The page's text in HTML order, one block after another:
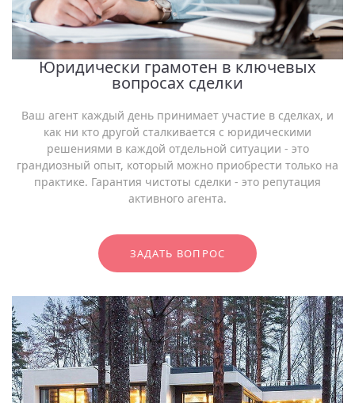
Юридически грамотен в ключевых
вопросах сделки
Ваш агент каждый день принимает участие в сделках, и
как ни кто другой сталкивается с юридическими
решениями в каждой отдельной ситуации - это
грандиозный опыт, который можно приобрести только на
практике. Гарантия чистоты сделки - это репутация
активного агента.
ЗАДАТЬ ВОПРОС